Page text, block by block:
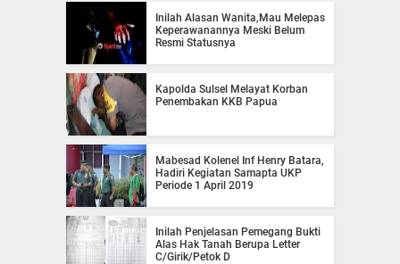
Inilah Alasan Wanita,Mau Melepas
Keperawanannya Meski Belum
Resmi Statusnya
Kapolda Sulsel Melayat Korban
Penembakan KKB Papua
Mabesad Kolenel Inf Henry Batara,
Hadiri Kegiatan Samapta UKP
Periode 1 April 2019
Inilah Penjelasan Pemegang Bukti
Alas Hak Tanah Berupa Letter
C/Girik/Petok D